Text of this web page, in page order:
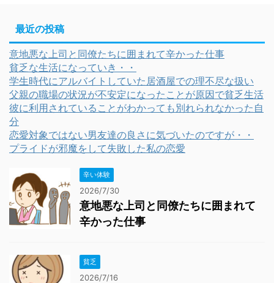
最近の投稿
意地悪な上司と同僚たちに囲まれて辛かった仕事
貧乏な生活になっていき・・
学生時代にアルバイトしていた居酒屋での理不尽な扱い
父親の職場の状況が不安定になったことが原因で貧乏生活
彼に利用されていることがわかっても別れられなかった自
分
恋愛対象ではない男友達の良さに気づいたのですが・・
プライドが邪魔をして失敗した私の恋愛
辛い体験
2026/7/30
意地悪な上司と同僚たちに囲まれて
辛かった仕事
貧乏
2026/7/16